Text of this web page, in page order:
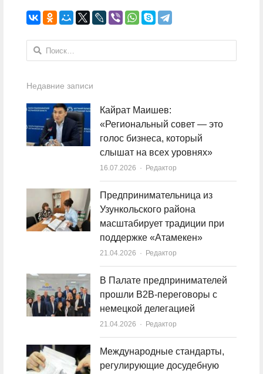
Найти:
Недавние записи
Кайрат Маишев:
«Региональный совет — это
голос бизнеса, который
слышат на всех уровнях»
16.07.2026 Author
Редактор
Предпринимательница из
Узункольского района
масштабирует традиции при
поддержке «Атамекен»
21.04.2026 Author
Редактор
В Палате предпринимателей
прошли B2B-переговоры с
немецкой делегацией
21.04.2026 Author
Редактор
Международные стандарты,
регулирующие досудебную